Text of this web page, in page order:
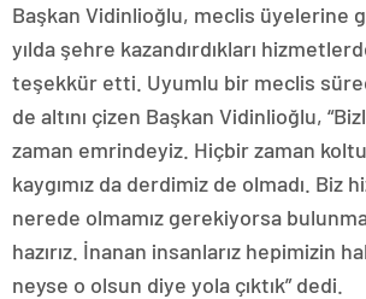
Başkan Vidinlioğlu, meclis üyelerine
yılda şehre kazandırdıkları
teşekkür etti. Uyumlu bir meclis
de altını çizen Başkan Vidinlioğlu,
zaman emrindeyiz. Hiçbir zaman
kaygımız da derdimiz de olmadı. Biz
nerede olmamız gerekiyorsa
hazırız. İnanan insanlarız hepimizin
neyse o olsun diye yola çıktık” dedi.